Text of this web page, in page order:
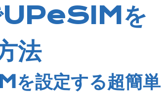
を
法
設定する超簡単